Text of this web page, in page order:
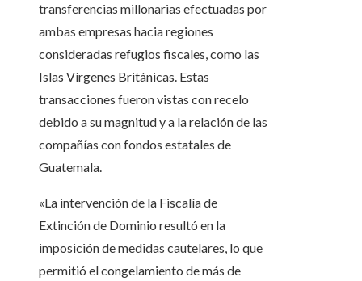
transferencias millonarias efectuadas por
ambas empresas hacia regiones
consideradas refugios fiscales, como las
Islas Vírgenes Británicas. Estas
transacciones fueron vistas con recelo
debido a su magnitud y a la relación de las
compañías con fondos estatales de
Guatemala.
«La intervención de la Fiscalía de
Extinción de Dominio resultó en la
imposición de medidas cautelares, lo que
permitió el congelamiento de más de